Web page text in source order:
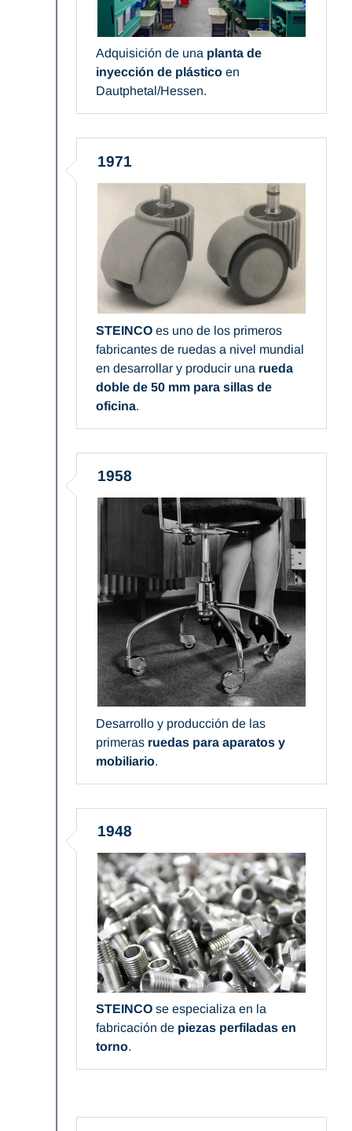
Adquisición de una planta de
inyección de plástico en
Dautphetal/Hessen.
1971
STEINCO es uno de los primeros
fabricantes de ruedas a nivel mundial
en desarrollar y producir una rueda
doble de 50 mm para sillas de
oficina.
1958
Desarrollo y producción de las
primeras ruedas para aparatos y
mobiliario.
1948
STEINCO se especializa en la
fabricación de piezas perfiladas en
torno.